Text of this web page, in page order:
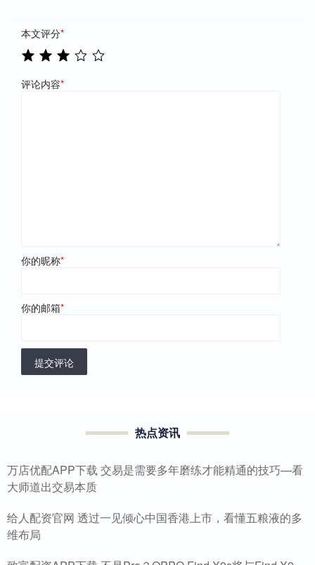
本文评分*
评论内容*
你的昵称*
你的邮箱*
提交评论
热点资讯
万店优配APP下载 交易是需要多年磨练才能精通的技巧—看
大师道出交易本质
给人配资官网 透过一见倾心中国香港上市，看懂五粮液的多
维布局